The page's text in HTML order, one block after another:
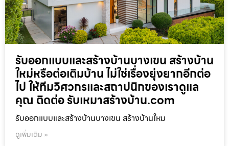
รับออกแบบและสร้างบ้านบางเขน สร้างบ้าน
ใหม่หรือต่อเติมบ้าน ไม่ใช่เรื่องยุ่งยากอีกต่อ
ไป ให้ทีมวิศวกรและสถาปนิกของเราดูแล
คุณ ติดต่อ รับเหมาสร้างบ้าน.com
รับออกแบบและสร้างบ้านบางเขน สร้างบ้านใหม
ดูเพิ่มเติม »